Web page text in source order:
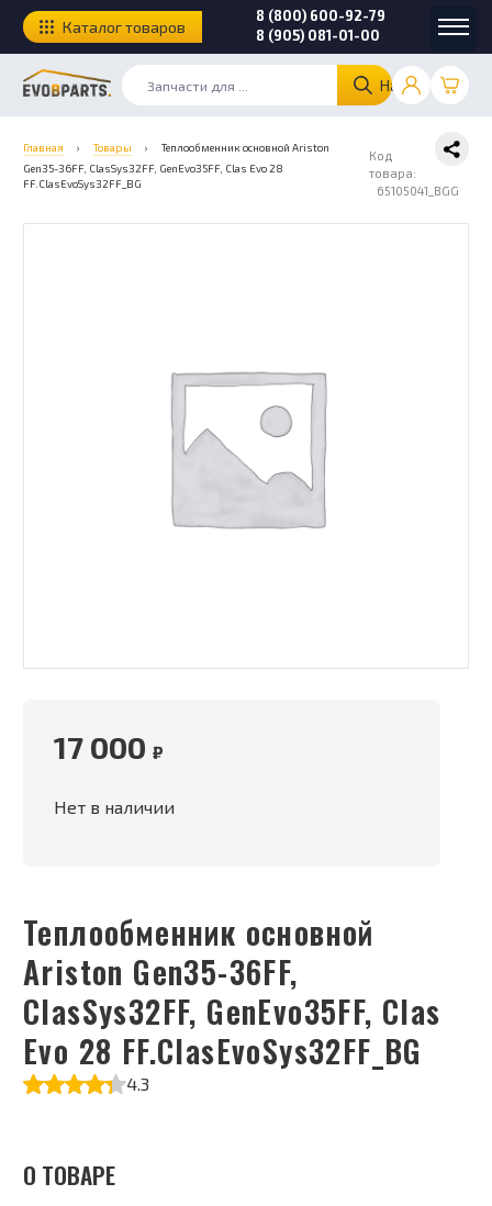
Найти
8 (800) 600-92-79
8 (905) 081-01-00
Каталог товаров
Главная › Товары ›
Теплообменник основной Ariston
Gen35-36FF, ClasSys32FF, GenEvo35FF, Clas Evo 28
FF.ClasEvoSys32FF_BG
Код
товара:
65105041_BGG
Теплообменник основной
Ariston Gen35-36FF,
ClasSys32FF, GenEvo35FF, Clas
Evo 28 FF.ClasEvoSys32FF_BG
4.3
17 000 ₽
Нет в наличии
О ТОВАРЕ